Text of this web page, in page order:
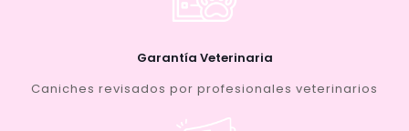
Garantía Veterinaria
Caniches revisados por profesionales veterinarios